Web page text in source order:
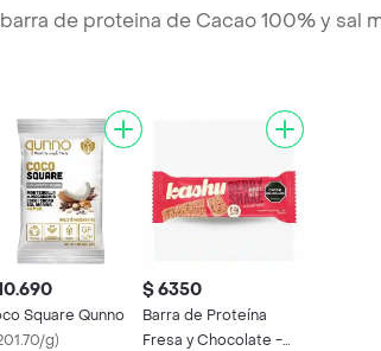
de proteina de Cacao 100% y sal
Square Qunno
g)
$ 6350
Barra de Proteína
Fresa y Chocolate -